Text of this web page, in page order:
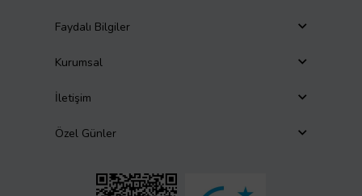
Faydalı Bilgiler
Kurumsal
İletişim
Özel Günler